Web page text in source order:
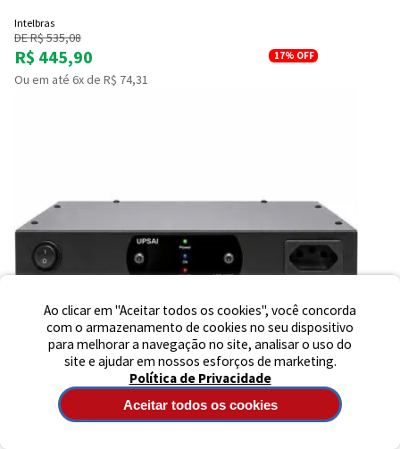
Ao clicar em "Aceitar todos os cookies", você concorda
com o armazenamento de cookies no seu dispositivo
para melhorar a navegação no site, analisar o uso do
site e ajudar em nossos esforços de marketing.
Política de Privacidade
Aceitar todos os cookies
Intelbras
DE R$ 535,08
R$ 445,90 17% OFF
Ou em até 6x de R$ 74,31
E-mail
Iniciar Conversa